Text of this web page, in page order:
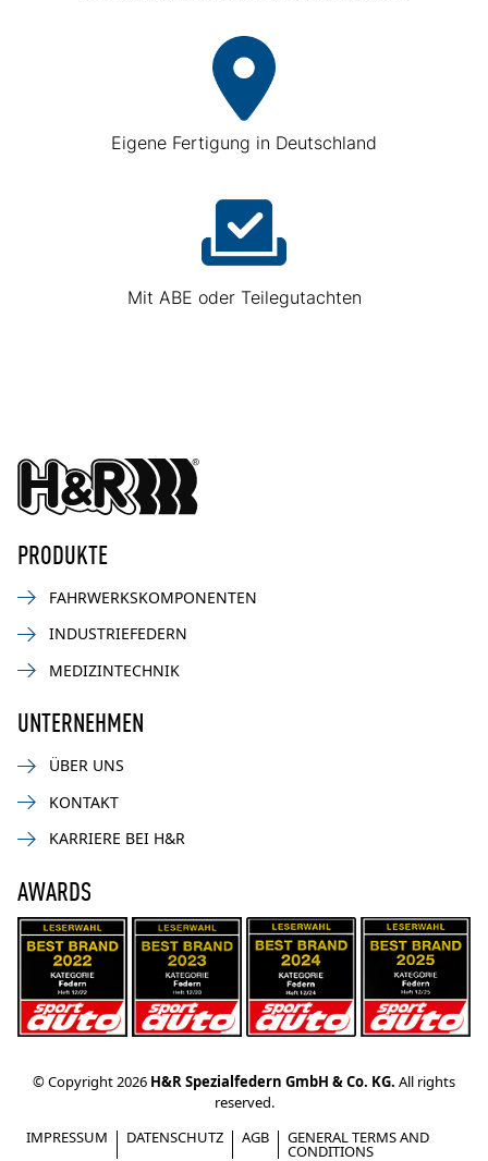
Eigene Fertigung in Deutschland
Mit ABE oder Teilegutachten
PRODUKTE
FAHRWERKSKOMPONENTEN
INDUSTRIEFEDERN
MEDIZINTECHNIK
UNTERNEHMEN
ÜBER UNS
KONTAKT
KARRIERE BEI H&R
AWARDS
© Copyright 2026 H&R Spezialfedern GmbH & Co. KG. All rights
reserved.
IMPRESSUM
DATENSCHUTZ AGB GENERAL TERMS AND
CONDITIONS